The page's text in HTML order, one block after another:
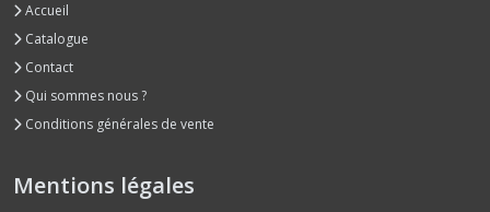
Accueil
Catalogue
Contact
Qui sommes nous ?
Conditions générales de vente
Mentions légales